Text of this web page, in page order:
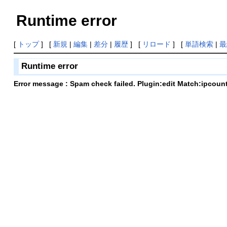
Runtime error
[ トップ] [ 新規 | 編集| 差分| 履歴] [ リロード ] [ 単語検索|
Runtime error
Error message : Spam check failed. Plugin:edit